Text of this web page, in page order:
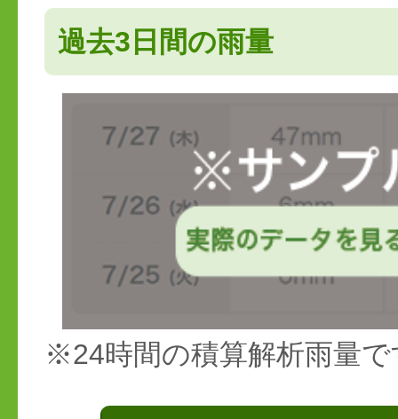
過去3日間の雨量
※24時間の積算解析雨量で